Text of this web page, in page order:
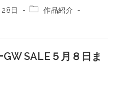
日
作品紹介
SALE５月８日ま